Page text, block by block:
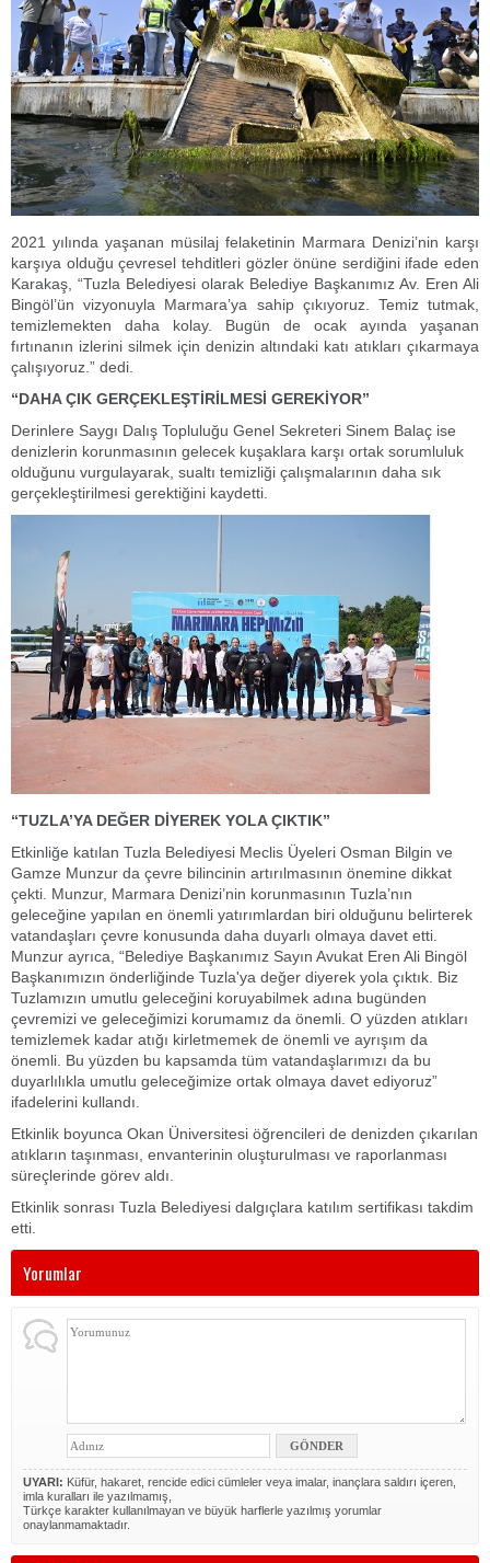
2021 yılında yaşanan müsilaj felaketinin Marmara Denizi’nin karşı
karşıya olduğu çevresel tehditleri gözler önüne serdiğini ifade eden
Karakaş, “Tuzla Belediyesi olarak Belediye Başkanımız Av. Eren Ali
Bingöl’ün vizyonuyla Marmara’ya sahip çıkıyoruz. Temiz tutmak,
temizlemekten daha kolay. Bugün de ocak ayında yaşanan
fırtınanın izlerini silmek için denizin altındaki katı atıkları çıkarmaya
çalışıyoruz.” dedi.
“DAHA ÇIK GERÇEKLEŞTİRİLMESİ GEREKİYOR”
Derinlere Saygı Dalış Topluluğu Genel Sekreteri Sinem Balaç ise
denizlerin korunmasının gelecek kuşaklara karşı ortak sorumluluk
olduğunu vurgulayarak, sualtı temizliği çalışmalarının daha sık
gerçekleştirilmesi gerektiğini kaydetti.
“TUZLA’YA DEĞER DİYEREK YOLA ÇIKTIK”
Etkinliğe katılan Tuzla Belediyesi Meclis Üyeleri Osman Bilgin ve
Gamze Munzur da çevre bilincinin artırılmasının önemine dikkat
çekti. Munzur, Marmara Denizi’nin korunmasının Tuzla’nın
geleceğine yapılan en önemli yatırımlardan biri olduğunu belirterek
vatandaşları çevre konusunda daha duyarlı olmaya davet etti.
Munzur ayrıca, “Belediye Başkanımız Sayın Avukat Eren Ali Bingöl
Başkanımızın önderliğinde Tuzla'ya değer diyerek yola çıktık. Biz
Tuzlamızın umutlu geleceğini koruyabilmek adına bugünden
çevremizi ve geleceğimizi korumamız da önemli. O yüzden atıkları
temizlemek kadar atığı kirletmemek de önemli ve ayrışım da
önemli. Bu yüzden bu kapsamda tüm vatandaşlarımızı da bu
duyarlılıkla umutlu geleceğimize ortak olmaya davet ediyoruz”
ifadelerini kullandı.
Etkinlik boyunca Okan Üniversitesi öğrencileri de denizden çıkarılan
atıkların taşınması, envanterinin oluşturulması ve raporlanması
süreçlerinde görev aldı.
Etkinlik sonrası Tuzla Belediyesi dalgıçlara katılım sertifikası takdim
etti.
Yorumlar
UYARI: Küfür, hakaret, rencide edici cümleler veya imalar, inançlara saldırı içeren,
imla kuralları ile yazılmamış,
Türkçe karakter kullanılmayan ve büyük harflerle yazılmış yorumlar
onaylanmamaktadır.